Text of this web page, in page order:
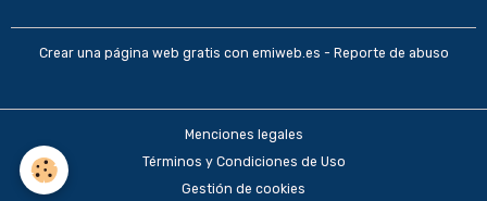
Crear una página web gratis con emiweb.es - Reporte de abuso
Menciones legales
Términos y Condiciones de Uso
Gestión de cookies